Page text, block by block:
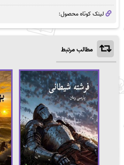
لینک کوتاه محصول:
مطالب مرتبط